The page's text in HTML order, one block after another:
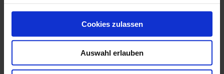
Cookies zulassen
Auswahl erlauben